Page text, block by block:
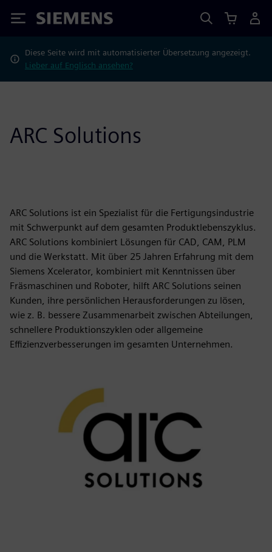
Siemens
Diese Seite wird mit automatisierter Übersetzung angezeigt.
Lieber auf Englisch ansehen?
ARC Solutions
ARC Solutions ist ein Spezialist für die Fertigungsindustrie
mit Schwerpunkt auf dem gesamten Produktlebenszyklus.
ARC Solutions kombiniert Lösungen für CAD, CAM, PLM
und die Werkstatt. Mit über 25 Jahren Erfahrung mit dem
Siemens Xcelerator, kombiniert mit Kenntnissen über
Fräsmaschinen und Roboter, hilft ARC Solutions seinen
Kunden, ihre persönlichen Herausforderungen zu lösen,
wie z. B. bessere Zusammenarbeit zwischen Abteilungen,
schnellere Produktionszyklen oder allgemeine
Effizienzverbesserungen im gesamten Unternehmen.